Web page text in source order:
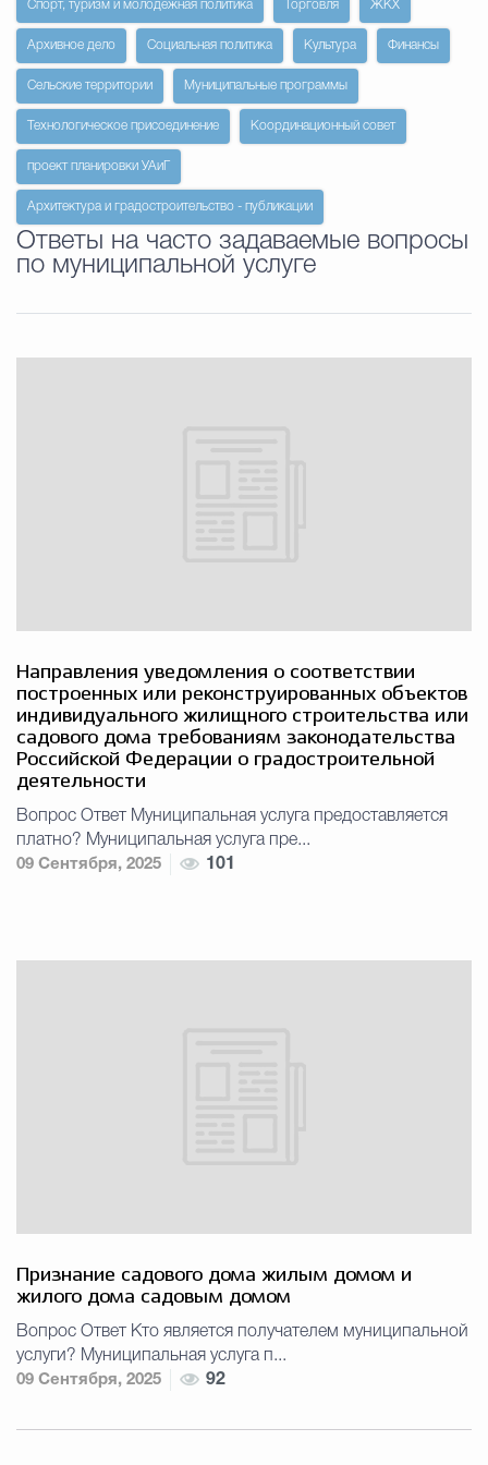
Избирательная
Общественная
Градостроительство и
Спорт, туризм и молодежная политика Торговля ЖКХ
Архивное дело Социальная политика Культура Финансы
Сельские территории Муниципальные программы
Технологическое присоединение Координационный совет
проект планировки УАиГ
Архитектура и градостроительство - публикации
Ответы на часто задаваемые вопросы
по муниципальной услуге
Направления уведомления о соответствии
построенных или реконструированных объектов
индивидуального жилищного строительства или
садового дома требованиям законодательства
Российской Федерации о градостроительной
деятельности
Вопрос Ответ Муниципальная услуга предоставляется
платно? Муниципальная услуга пре...
09 Сентября, 2025
101
Признание садового дома жилым домом и
жилого дома садовым домом
Вопрос Ответ Кто является получателем муниципальной
услуги? Муниципальная услуга п...
09 Сентября, 2025
92